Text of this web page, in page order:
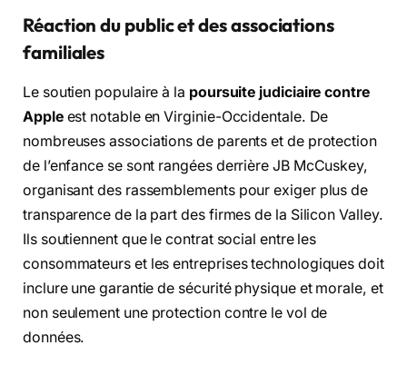
Réaction du public et des associations
familiales
Le soutien populaire à la poursuite judiciaire contre
Appleest notable en Virginie-Occidentale. De
nombreuses associations de parents et de protection
de l’enfance se sont rangées derrière JB McCuskey,
organisant des rassemblements pour exiger plus de
transparence de la part des firmes de la Silicon Valley.
Ils soutiennent que le contrat social entre les
consommateurs et les entreprises technologiques doit
inclure une garantie de sécurité physique et morale, et
non seulement une protection contre le vol de
données.